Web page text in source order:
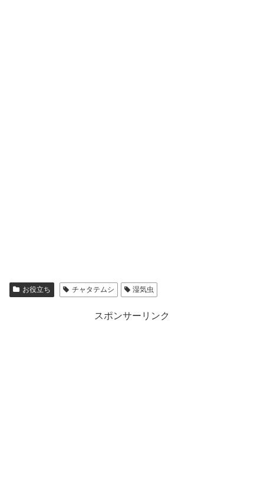
お役立ち チャタテムシ 湿気虫
スポンサーリンク